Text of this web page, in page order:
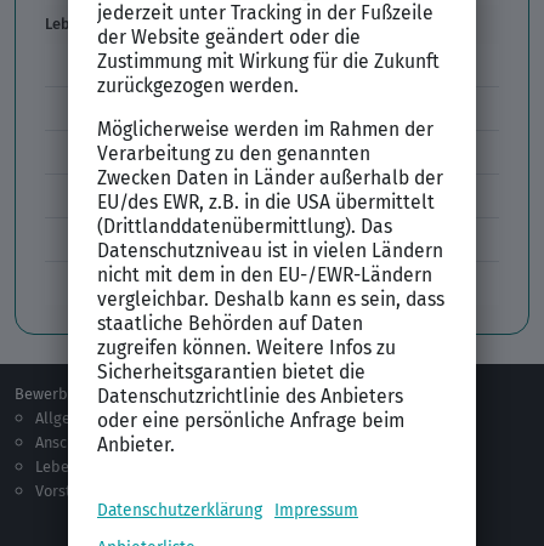
Lebenslauf
Lebenslauf Aufbau und Inhalt
Lebenslauf Englisch Résumé
Lücken im Lebenslauf
Tabellarischer Lebenslauf
Professionelles Bewerbungsfoto
Bewerben
Allgemeines
Anschreiben
Lebenslauf
Vorstellungsgespräch
Berufsorientierung
Ausbildung
Jobprofile